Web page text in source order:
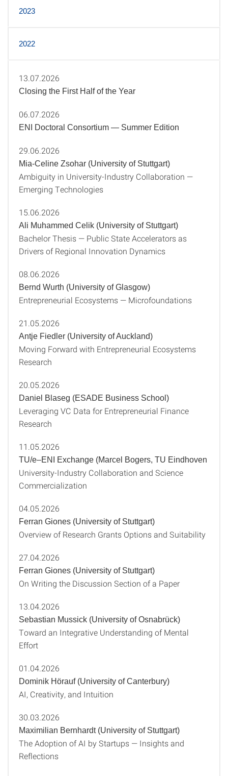
2023
2022
2026
13.07.2026
Closing the First Half of the Year
06.07.2026
ENI Doctoral Consortium — Summer Edition
29.06.2026
Mia‑Celine Zsohar (University of Stuttgart)
Ambiguity in University‑Industry Collaboration —
Emerging Technologies
15.06.2026
Ali Muhammed Celik (University of Stuttgart)
Bachelor Thesis — Public State Accelerators as
Drivers of Regional Innovation Dynamics
08.06.2026
Bernd Wurth (University of Glasgow)
Entrepreneurial Ecosystems — Microfoundations
21.05.2026
Antje Fiedler (University of Auckland)
Moving Forward with Entrepreneurial Ecosystems
Research
20.05.2026
Daniel Blaseg (ESADE Business School)
Leveraging VC Data for Entrepreneurial Finance
Research
11.05.2026
TU/e–ENI Exchange (Marcel Bogers, TU Eindhoven
University‑Industry Collaboration and Science
Commercialization
04.05.2026
Ferran Giones (University of Stuttgart)
Overview of Research Grants Options and Suitability
27.04.2026
Ferran Giones (University of Stuttgart)
On Writing the Discussion Section of a Paper
13.04.2026
Sebastian Mussick (University of Osnabrück)
Toward an Integrative Understanding of Mental
Effort
01.04.2026
Dominik Hörauf (University of Canterbury)
AI, Creativity, and Intuition
30.03.2026
Maximilian Bernhardt (University of Stuttgart)
The Adoption of AI by Startups — Insights and
Reflections